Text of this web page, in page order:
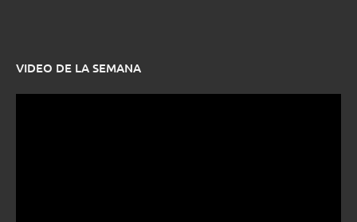
VIDEO DE LA SEMANA